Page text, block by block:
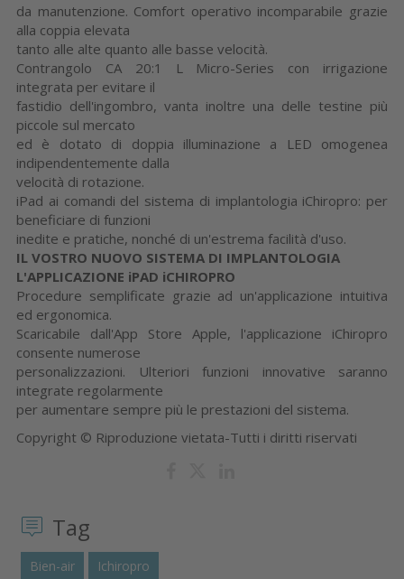
da manutenzione. Comfort operativo incomparabile grazie
alla coppia elevata
tanto alle alte quanto alle basse velocità.
Contrangolo CA 20:1 L Micro-Series con irrigazione
integrata per evitare il
fastidio dell'ingombro, vanta inoltre una delle testine più
piccole sul mercato
ed è dotato di doppia illuminazione a LED omogenea
indipendentemente dalla
velocità di rotazione.
iPad ai comandi del sistema di implantologia iChiropro: per
beneficiare di funzioni
inedite e pratiche, nonché di un'estrema facilità d'uso.
IL VOSTRO NUOVO SISTEMA DI IMPLANTOLOGIA
L'APPLICAZIONE iPAD iCHIROPRO
Procedure semplificate grazie ad un'applicazione intuitiva
ed ergonomica.
Scaricabile dall'App Store Apple, l'applicazione iChiropro
consente numerose
personalizzazioni. Ulteriori funzioni innovative saranno
integrate regolarmente
per aumentare sempre più le prestazioni del sistema.
Copyright © Riproduzione vietata-Tutti i diritti riservati
Tag
Bien-air Ichiropro